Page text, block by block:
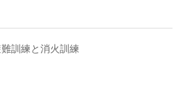
訓練と消火訓練